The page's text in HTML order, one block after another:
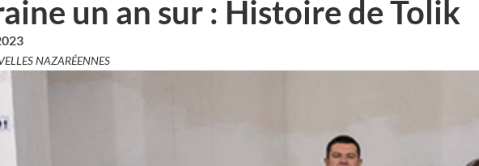
un an sur : Histoire de Tolik
NAZARÉENNES